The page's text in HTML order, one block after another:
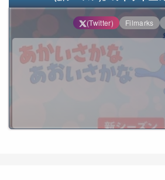
(Twitter) Filmarks